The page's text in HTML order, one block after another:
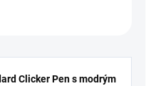
Clicker Pen s modrým